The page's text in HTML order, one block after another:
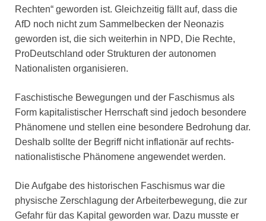
Rechten“ geworden ist. Gleichzeitig fällt auf, dass die
AfD noch nicht zum Sammelbecken der Neonazis
geworden ist, die sich weiterhin in NPD, Die Rechte,
ProDeutschland oder Strukturen der autonomen
Nationalisten organisieren.
Faschistische Bewegungen und der Faschismus als
Form kapitalistischer Herrschaft sind jedoch besondere
Phänomene und stellen eine besondere Bedrohung dar.
Deshalb sollte der Begriff nicht inflationär auf rechts-
nationalistische Phänomene angewendet werden.
Die Aufgabe des historischen Faschismus war die
physische Zerschlagung der Arbeiterbewegung, die zur
Gefahr für das Kapital geworden war. Dazu musste er